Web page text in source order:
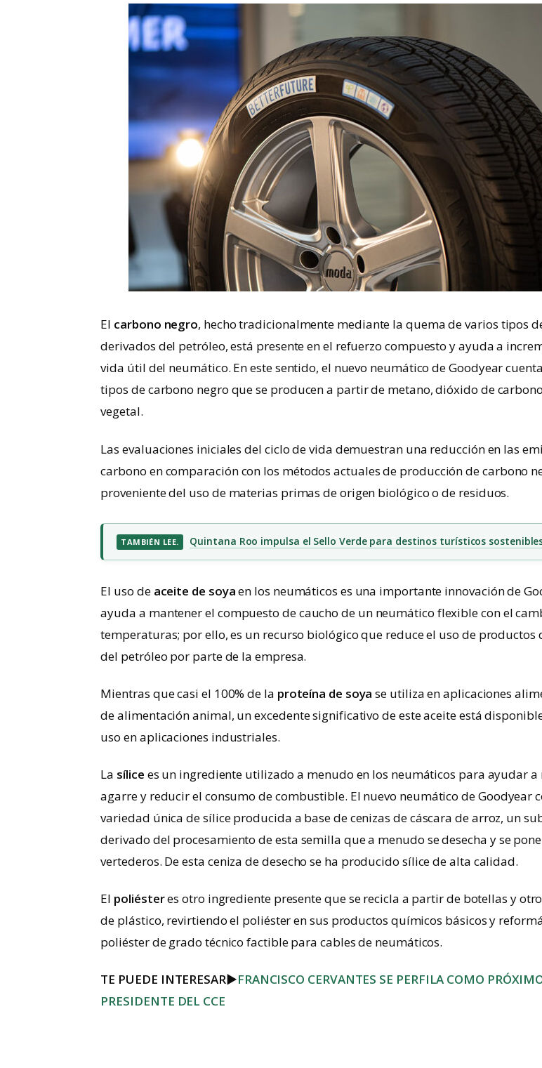
El carbono negro, hecho tradicionalmente mediante la quema de varios tipos
derivados del petróleo, está presente en el refuerzo compuesto y ayuda a
vida útil del neumático. En este sentido, el nuevo neumático de Goodyear
tipos de carbono negro que se producen a partir de metano, dióxido de
vegetal.
Las evaluaciones iniciales del ciclo de vida demuestran una reducción en las
carbono en comparación con los métodos actuales de producción de carbono
proveniente del uso de materias primas de origen biológico o de residuos.
TAMBIÉN LEE. Quintana Roo impulsa el Sello Verde para destinos turísticos
El uso de aceite de soyaen los neumáticos es una importante innovación de
ayuda a mantener el compuesto de caucho de un neumático flexible con el
temperaturas; por ello, es un recurso biológico que reduce el uso de productos
del petróleo por parte de la empresa.
Mientras que casi el 100% de la proteína de soya se utiliza en aplicaciones
de alimentación animal, un excedente significativo de este aceite está
uso en aplicaciones industriales.
La sílice es un ingrediente utilizado a menudo en los neumáticos para ayudar a
agarre y reducir el consumo de combustible. El nuevo neumático de Goodyear
variedad única de sílice producida a base de cenizas de cáscara de arroz, un
derivado del procesamiento de esta semilla que a menudo se desecha y se
vertederos. De esta ceniza de desecho se ha producido sílice de alta calidad.
El poliésteres otro ingrediente presente que se recicla a partir de botellas y
de plástico, revirtiendo el poliéster en sus productos químicos básicos y
poliéster de grado técnico factible para cables de neumáticos.
TE PUEDE INTERESAR►FRANCISCO CERVANTES SE PERFILA COMO
PRESIDENTE DEL CCE